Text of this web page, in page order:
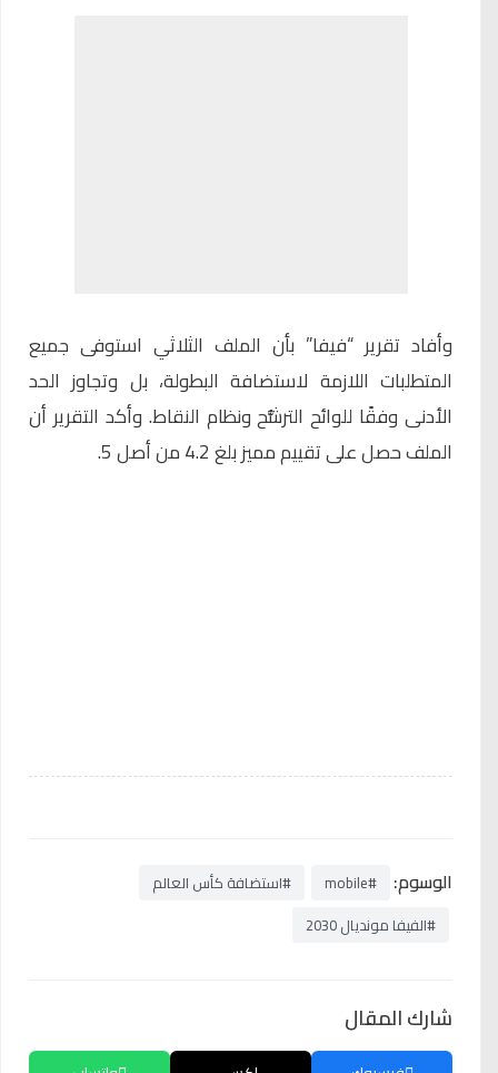
وأفاد تقرير “فيفا” بأن الملف الثلاثي استوفى جميع
المتطلبات اللازمة لاستضافة البطولة، بل وتجاوز الحد
الأدنى وفقًا للوائح الترشُّح ونظام النقاط. وأكد التقرير أن
الملف حصل على تقييم مميز بلغ 4.2 من أصل 5.
الوسوم: #mobile
#استضافة كأس العالم
#الفيفا مونديال 2030
شارك المقال